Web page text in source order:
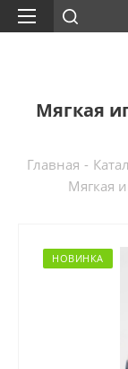
Мягкая
Главная -
Мягкая
НОВИНКА